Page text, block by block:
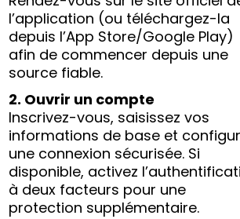
l’application (ou téléchargez-la
depuis l’App Store/Google Play)
afin de commencer depuis une
source fiable.
2. Ouvrir un compte
Inscrivez-vous, saisissez vos
informations de base et
une connexion sécurisée. Si
disponible, activez
à deux facteurs pour une
protection supplémentaire.